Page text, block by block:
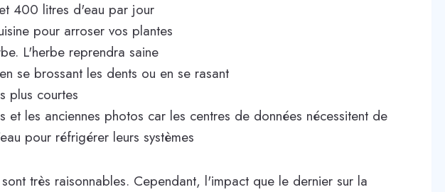
400 litres d'eau par jour
pour arroser vos plantes
L'herbe reprendra saine
se brossant les dents ou en se rasant
plus courtes
et les anciennes photos car les centres de données nécessitent de
pour réfrigérer leurs systèmes
très raisonnables. Cependant, l'impact que le dernier sur la